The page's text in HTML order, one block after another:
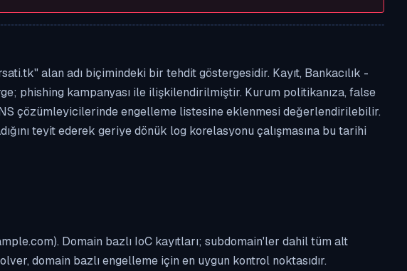
alan adı biçimindeki bir tehdit göstergesidir. Kayıt, Bankacılık -
phishing kampanyası ile ilişkilendirilmiştir. Kurum politikanıza, false
çözümleyicilerinde engelleme listesine eklenmesi değerlendirilebilir.
teyit ederek geriye dönük log korelasyonu çalışmasına bu tarihi
Domain bazlı IoC kayıtları; subdomain'ler dahil tüm alt
domain bazlı engelleme için en uygun kontrol noktasıdır.